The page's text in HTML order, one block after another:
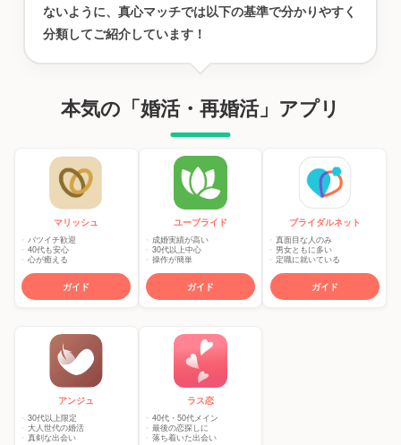
ないように、真心マッチでは以下の基準で分かりやすく
分類してご紹介しています！
本気の「婚活・再婚活」アプリ
マリッシュ
バツイチ歓迎
40代も安心
心が癒える
ガイド
ユーブライド
成婚実績が高い
30代以上中心
操作が簡単
ガイド
ブライダルネット
真面目な人のみ
男女ともに多い
定職に就いている
ガイド
アンジュ
30代以上限定
大人世代の婚活
真剣な出会い
ラス恋
40代・50代メイン
最後の恋探しに
落ち着いた出会い